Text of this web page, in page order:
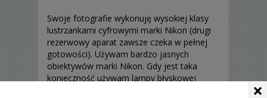
Swoje fotografie wykonuję wysokiej klasy
lustrzankami cyfrowymi marki Nikon (drugi
rezerwowy aparat zawsze czeka w pełnej
gotowości). Używam bardzo jasnych
obiektywów marki Nikon. Gdy jest taka
konieczność używam lampy błyskowej
×